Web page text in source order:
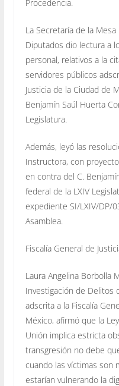
Procedencia.
La Secretaría de la
Diputados dio lectura a
personal, relativos a la
servidores públicos
Justicia de la Ciudad de
Benjamín Saúl Huerta
Legislatura.
Además, leyó las
Instructora, con
en contra del C.
federal de la LXIV
expediente SI/LXIV/DP/
Asamblea.
Fiscalía General de
Laura Angelina Borbolla
Investigación de Delitos
adscrita a la Fiscalía
México, afirmó que la
Unión implica estricta
transgresión no debe
cuando las víctimas son
estarían vulnerando la